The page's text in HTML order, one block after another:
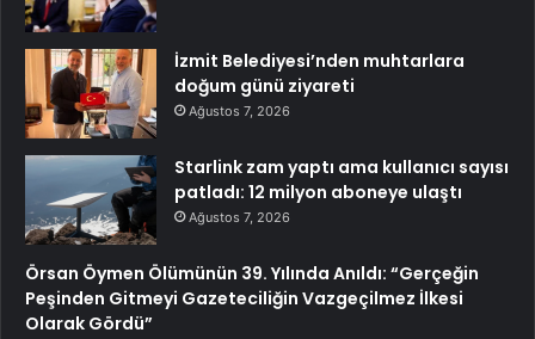
İzmit Belediyesi’nden muhtarlara
doğum günü ziyareti
Ağustos 7, 2026
Starlink zam yaptı ama kullanıcı sayısı
patladı: 12 milyon aboneye ulaştı
Ağustos 7, 2026
Örsan Öymen Ölümünün 39. Yılında Anıldı: “Gerçeğin
Peşinden Gitmeyi Gazeteciliğin Vazgeçilmez İlkesi
Olarak Gördü”